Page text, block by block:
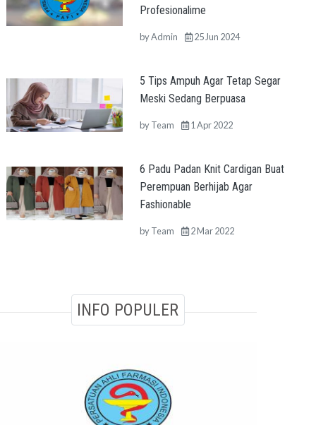
Profesionalime
byAdmin 25 Jun 2024
5 Tips Ampuh Agar Tetap Segar
Meski Sedang Berpuasa
byTeam 1 Apr 2022
6 Padu Padan Knit Cardigan Buat
Perempuan Berhijab Agar
Fashionable
byTeam 2 Mar 2022
INFO POPULER